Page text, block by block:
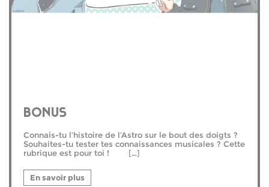
BONUS
Connais-tu l’histoire de l’Astro sur le bout des doigts ?
Souhaites-tu tester tes connaissances musicales ? Cette
rubrique est pour toi ! […]
En savoir plus